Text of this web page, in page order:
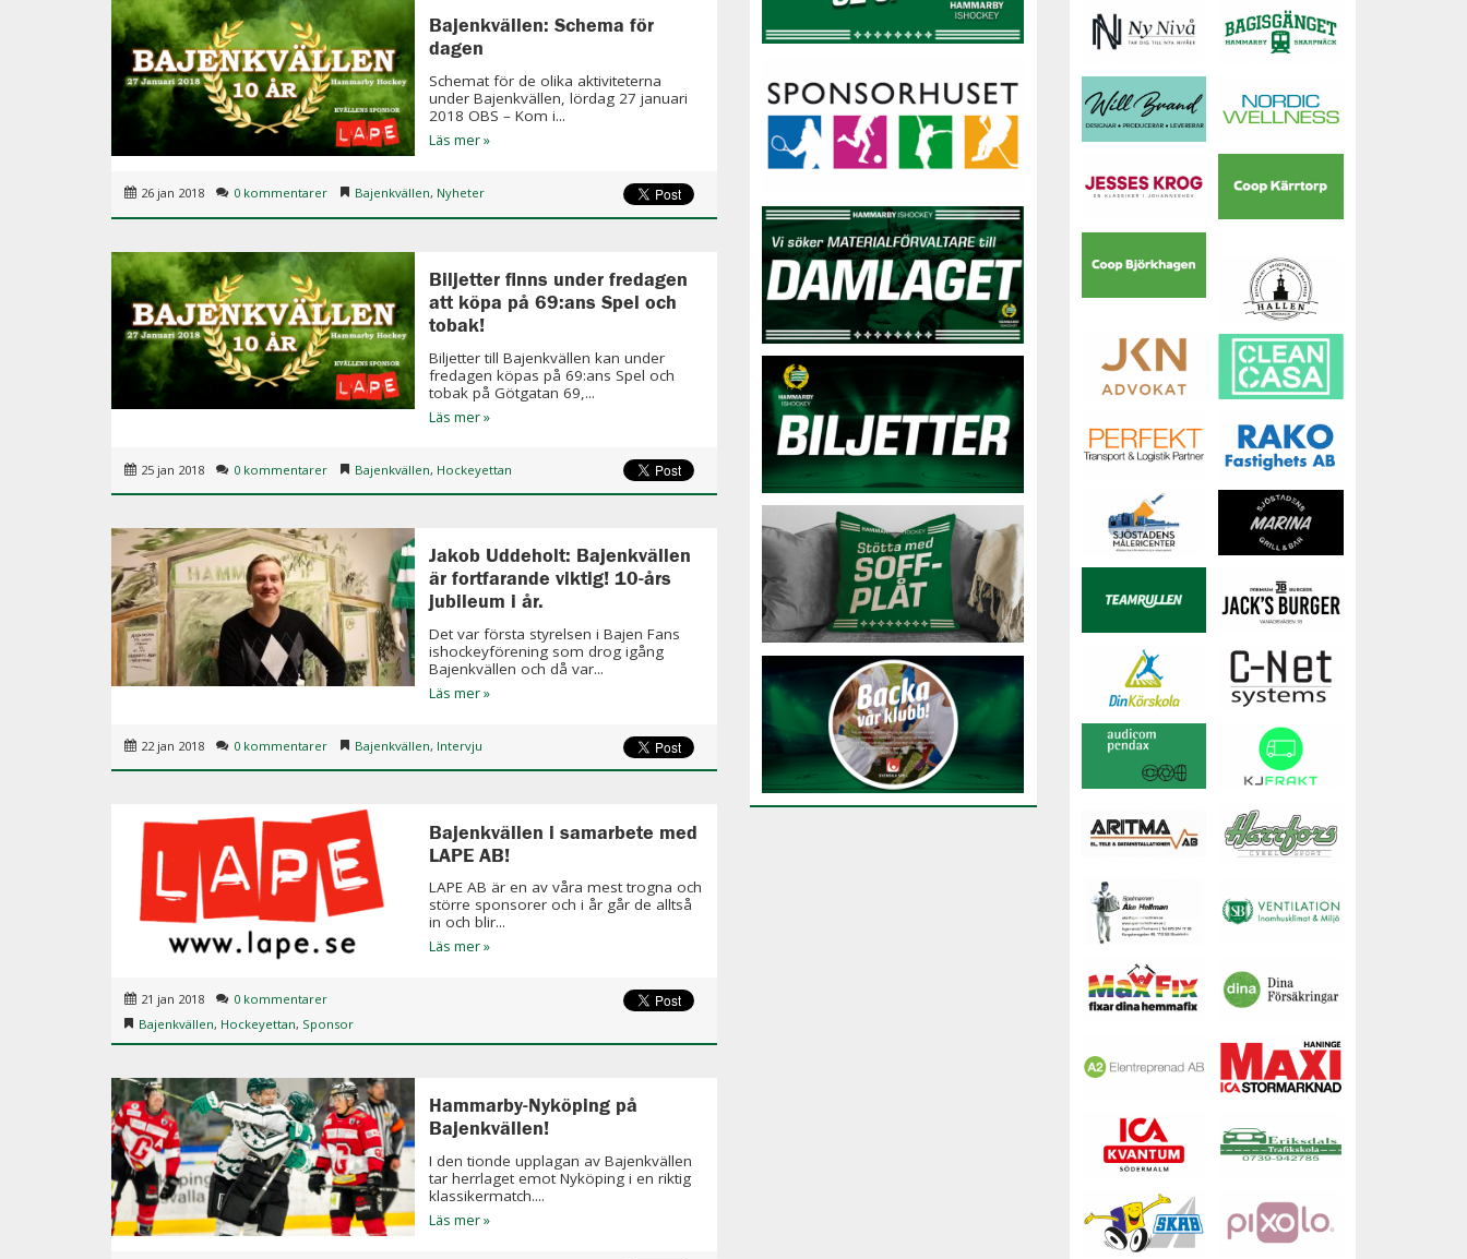
Bajenkvällen: Schema för
dagen
Schemat för de olika aktiviteterna
under Bajenkvällen, lördag 27 januari
2018 OBS – Kom i...
Läs mer »
26 jan 2018 0 kommentarer Bajenkvällen, Nyheter
Biljetter finns under fredagen
att köpa på 69:ans Spel och
tobak!
Biljetter till Bajenkvällen kan under
fredagen köpas på 69:ans Spel och
tobak på Götgatan 69,...
Läs mer »
25 jan 2018 0 kommentarer Bajenkvällen, Hockeyettan
Jakob Uddeholt: Bajenkvällen
är fortfarande viktig! 10-års
jubileum i år.
Det var första styrelsen i Bajen Fans
ishockeyförening som drog igång
Bajenkvällen och då var...
Läs mer »
22 jan 2018 0 kommentarer Bajenkvällen, Intervju
Bajenkvällen i samarbete med
LAPE AB!
LAPE AB är en av våra mest trogna och
större sponsorer och i år går de alltså
in och blir...
Läs mer »
21 jan 2018
0 kommentarer
Bajenkvällen, Hockeyettan, Sponsor
Hammarby-Nyköping på
Bajenkvällen!
I den tionde upplagan av Bajenkvällen
tar herrlaget emot Nyköping i en riktig
klassikermatch....
Läs mer »